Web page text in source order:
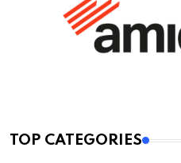
TOP CATEGORIES